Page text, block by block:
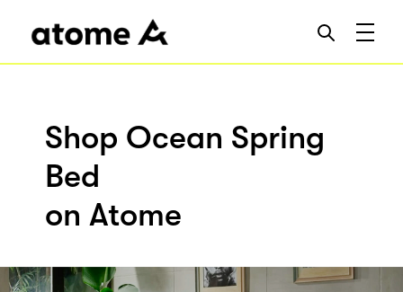
Shop Ocean Spring
Bed
on Atome